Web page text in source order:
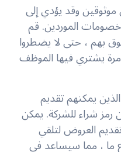
وقد يؤدي إلى
الموردين. قم
بهم ، حتى لا يضطروا
يشتري فيها الموظف
يمكنهم تقديم
شراء للشركة. يمكن
العروض لتلقي
ما ، مما سيساعد في